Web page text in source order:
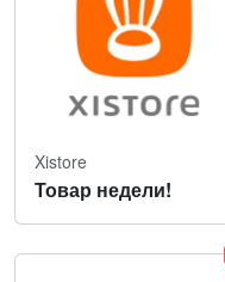
Xistore
Товар недели!